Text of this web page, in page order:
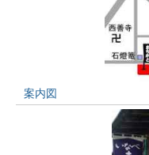
案内図